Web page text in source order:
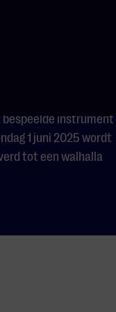
instrument
1 juni 2025 wordt
tot een walhalla